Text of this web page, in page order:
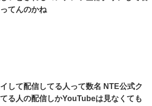
てんのかね
して配信してる人って数名 NTE公式ク
る人の配信しかYouTubeは見なくても